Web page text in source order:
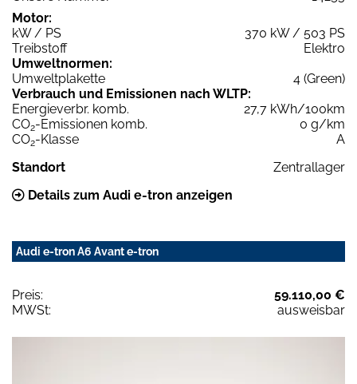
Motor:
kW / PS
370 kW / 503 PS
Treibstoff
Elektro
Umweltnormen:
Umweltplakette
4 (Green)
Verbrauch und Emissionen nach WLTP:
Energieverbr. komb.
27,7 kWh/100km
CO2-Emissionen komb.
0 g/km
CO2-Klasse
A
Standort
Zentrallager
Details zum Audi e-tron anzeigen
Audi e-tron A6 Avant e-tron
Preis:
59.110,00 €
MWSt:
ausweisbar